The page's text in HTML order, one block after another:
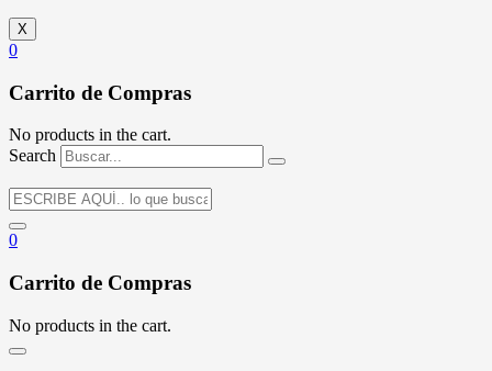
X
0
Carrito de Compras
No products in the cart.
Search
0
Carrito de Compras
No products in the cart.